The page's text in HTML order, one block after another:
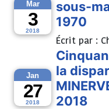
3
Mar
2018
sous-
1970
Écrit par :
27
Jan
2018
la
2018